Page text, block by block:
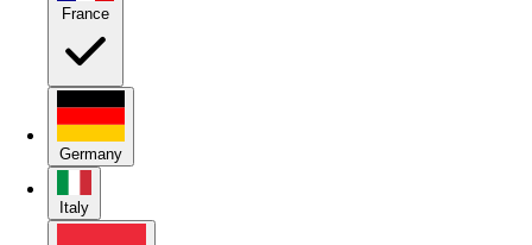
Germany
Italy